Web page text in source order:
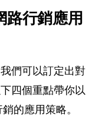
路行銷應用
們可以訂定出對
四個重點帶你以
的應用策略。